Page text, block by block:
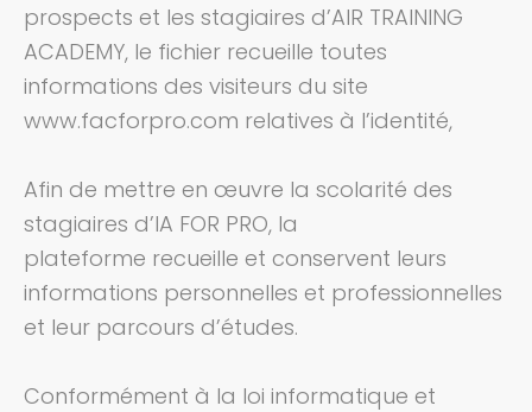
prospects et les stagiaires d’AIR TRAINING
ACADEMY, le fichier recueille toutes
informations des visiteurs du site
www.facforpro.com relatives à l’identité,
Afin de mettre en œuvre la scolarité des
stagiaires d’IA FOR PRO, la
plateforme recueille et conservent leurs
informations personnelles et professionnelles
et leur parcours d’études.
Conformément à la loi informatique et